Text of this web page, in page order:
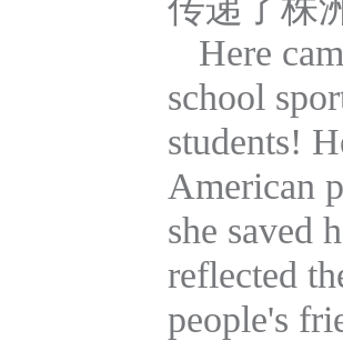
传递了株
Here
school
students!
American
she saved
reflected
people's